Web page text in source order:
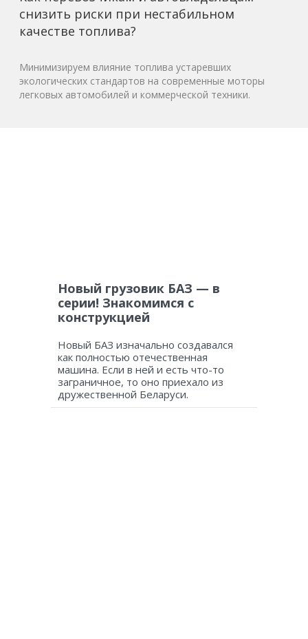
снизить риски при нестабильном
качестве топлива?
Минимизируем влияние топлива устаревших
экологических стандартов на современные моторы
легковых автомобилей и коммерческой техники.
Новый грузовик БАЗ — в
серии! Знакомимся с
конструкцией
Новый БАЗ изначально создавался
как полностью отечественная
машина. Если в ней и есть что-то
заграничное, то оно приехало из
дружественной Беларуси.